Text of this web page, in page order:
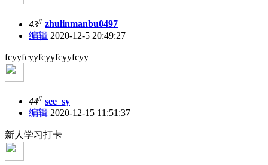
43# zhulinmanbu0497
编辑 2020-12-5 20:49:27
fcyyfcyyfcyyfcyyfcyy
44# see_sy
编辑 2020-12-15 11:51:37
新人学习打卡